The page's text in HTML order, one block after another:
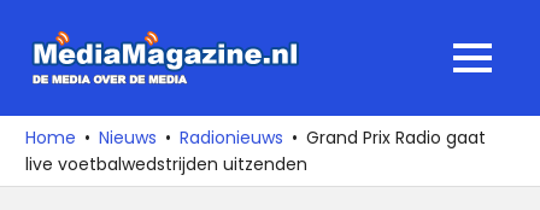
naar
media
over
de
MENU
Home Nieuws Radionieuws
Grand Prix Radio gaat
live voetbalwedstrijden uitzenden